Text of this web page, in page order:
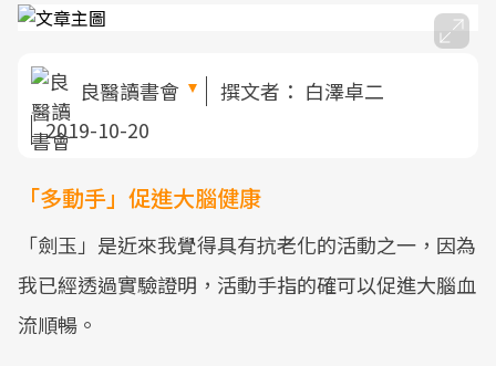
良醫讀書會 撰文者： 白澤卓二
2019-10-20
「多動手」促進大腦健康
「劍玉」是近來我覺得具有抗老化的活動之一，因為
我已經透過實驗證明，活動手指的確可以促進大腦血
流順暢。